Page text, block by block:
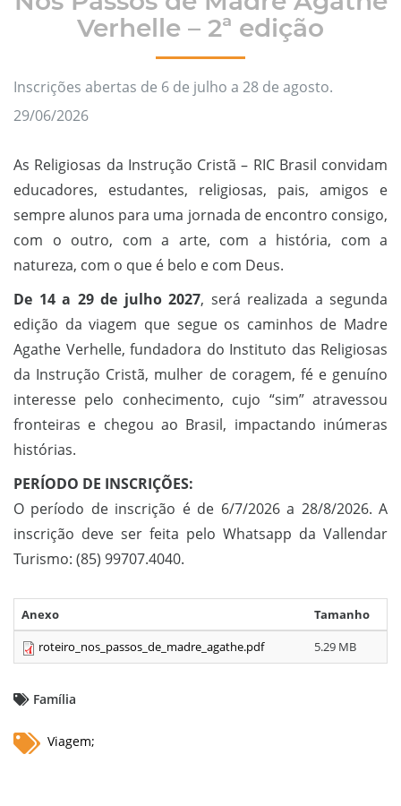
Verhelle – 2ª edição
Inscrições abertas de 6 de julho a 28 de agosto.
29/06/2026
As Religiosas da Instrução Cristã – RIC Brasil convidam
educadores, estudantes, religiosas, pais, amigos e
sempre alunos para uma jornada de encontro consigo,
com o outro, com a arte, com a história, com a
natureza, com o que é belo e com Deus.
De 14 a 29 de julho 2027, será realizada a segunda
edição da viagem que segue os caminhos de Madre
Agathe Verhelle, fundadora do Instituto das Religiosas
da Instrução Cristã, mulher de coragem, fé e genuíno
interesse pelo conhecimento, cujo “sim” atravessou
fronteiras e chegou ao Brasil, impactando inúmeras
histórias.
PERÍODO DE INSCRIÇÕES:
O período de inscrição é de 6/7/2026 a 28/8/2026. A
inscrição deve ser feita pelo Whatsapp da Vallendar
Turismo: (85) 99707.4040.
Anexo
Tamanho
roteiro_nos_passos_de_madre_agathe.pdf
5.29 MB
Família
Viagem;